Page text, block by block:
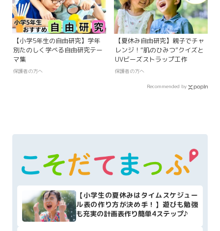
【小学5年生の自由研究】学年
別たのしく学べる自由研究テー
マ集
保護者の方へ
【夏休み自由研究】親子でチャ
レンジ！“肌のひみつ”クイズと
UVビーズストラップ工作
保護者の方へ
Recommended by
【小学生の夏休みはタイムスケジュー
ル表の作り方が決め手！】遊びも勉強
も充実の計画表作り簡単4ステップ♪